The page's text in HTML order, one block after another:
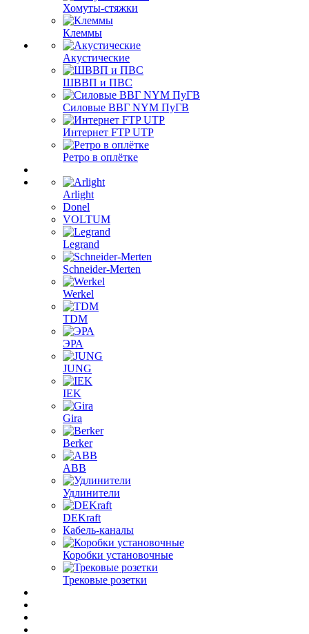
Хомуты-стяжки
Клеммы
Акустические
ШВВП и ПВС
Силовые ВВГ NYM ПуГВ
Интернет FTP UTP
Ретро в оплётке
Arlight
Donel
VOLTUM
Legrand
Schneider-Merten
Werkel
TDM
ЭРА
JUNG
IEK
Gira
Berker
ABB
Удлинители
DEKraft
Кабель-каналы
Коробки установочные
Трековые розетки